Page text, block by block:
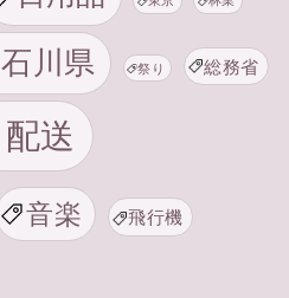
石川県 祭り 総務省
配送
音楽 飛行機